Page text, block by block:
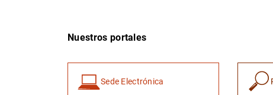
Nuestros portales
Sede Electrónica